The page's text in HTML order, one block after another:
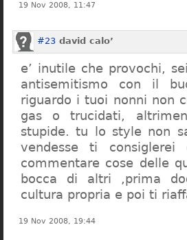
19 Nov 2008, 11:47
#23 david calo’
e’ inutile che provochi,
antisemitismo con il
riguardo i tuoi nonni non
gas o trucidati,
stupide. tu lo style non
vendesse ti consiglerei
commentare cose delle
bocca di altri ,prima
cultura propria e poi ti
19 Nov 2008, 19:44